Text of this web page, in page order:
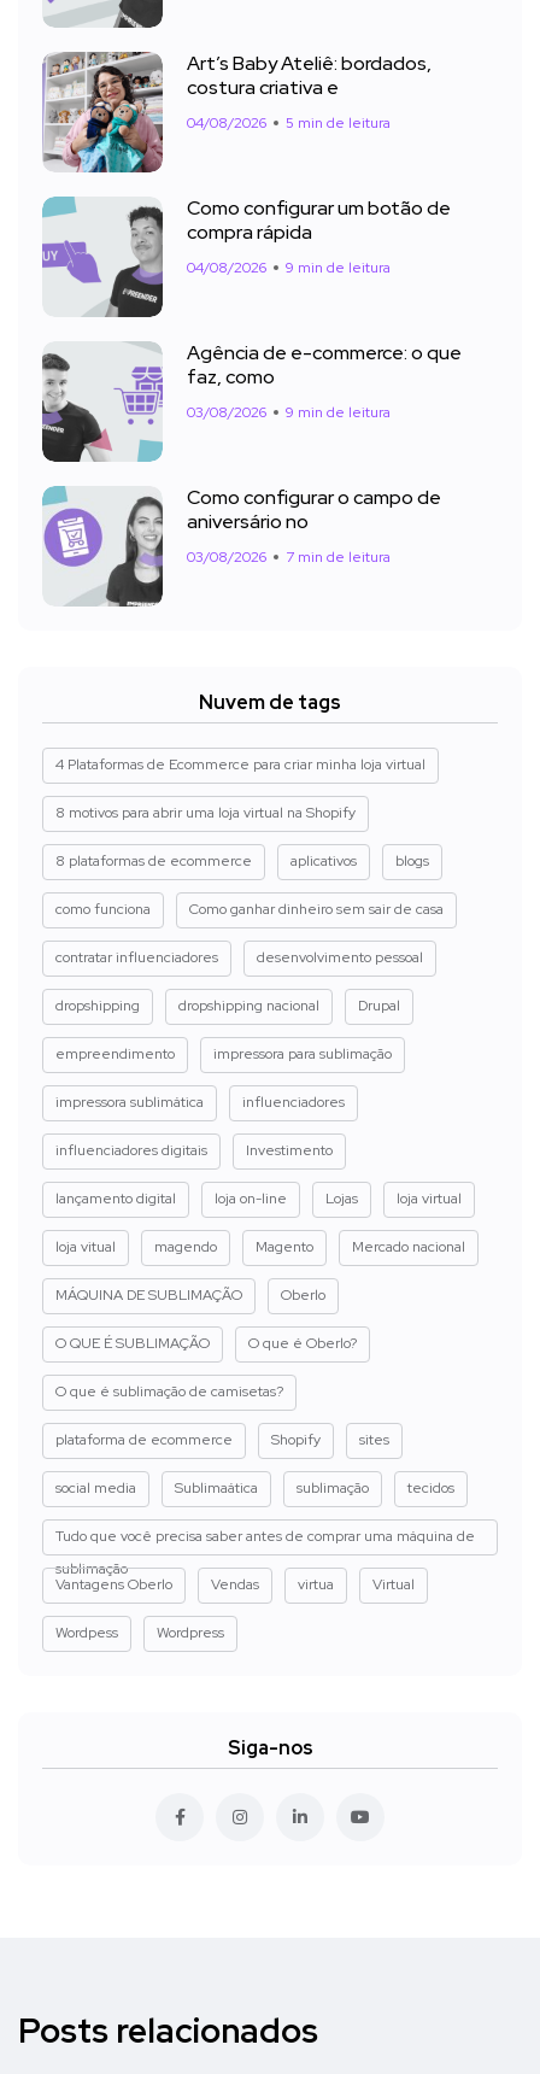
Art’s Baby Ateliê: bordados,
costura criativa e
04/08/2026 5 min de leitura
Como configurar um botão de
compra rápida
04/08/2026 9 min de leitura
Agência de e-commerce: o que
faz, como
03/08/2026 9 min de leitura
Como configurar o campo de
aniversário no
03/08/2026 7 min de leitura
Nuvem de tags
4 Plataformas de Ecommerce para criar minha loja virtual
8 motivos para abrir uma loja virtual na Shopify
8 plataformas de ecommerce aplicativos blogs
como funciona Como ganhar dinheiro sem sair de casa
contratar influenciadores desenvolvimento pessoal
dropshipping dropshipping nacional Drupal
empreendimento impressora para sublimação
impressora sublimática influenciadores
influenciadores digitais Investimento
lançamento digital loja on-line Lojas loja virtual
loja vitual magendo Magento Mercado nacional
MÁQUINA DE SUBLIMAÇÃO Oberlo
O QUE É SUBLIMAÇÃO O que é Oberlo?
O que é sublimação de camisetas?
plataforma de ecommerce Shopify sites
social media Sublimaática sublimação tecidos
Tudo que você precisa saber antes de comprar uma máquina de
sublimação
Vantagens Oberlo
Vendas virtua Virtual
Wordpess Wordpress
Siga-nos
Posts relacionados